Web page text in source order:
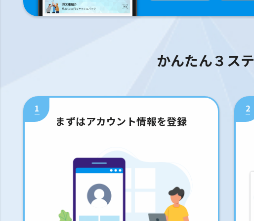
かんたん３ス
1
まずはアカウント情報を登録
2